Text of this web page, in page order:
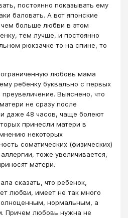
постоянно показывать ему
баловать. А вот японские
больше любви в этом
тем лучше, и постоянно
рюкзачке то на спине, то
любовь мама
ребенку буквально с первых
Выяснено, что
не сразу после
даже 48 часов, чаще болеют
принесли матери в
некоторых
соматических (физических)
тоже увеличивается,
матери.
сказать, что ребенок,
любви, имеет не так много
нормальным, а
Причем любовь нужна не